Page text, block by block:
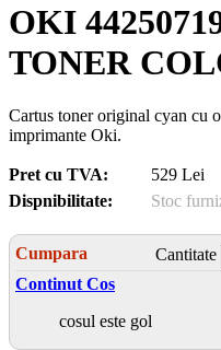
OKI
TONER
Cartus toner original cyan cu
imprimante Oki.
Pret cu TVA:
529 Lei
Dispnibilitate:
Stoc
Cumpara
Cantitate
Continut Cos
cosul este gol